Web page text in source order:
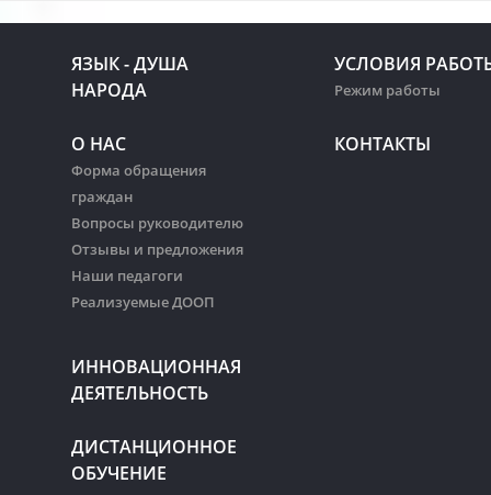
ЯЗЫК - ДУША
НАРОДА
О НАС
Форма обращения
граждан
Вопросы руководителю
Отзывы и предложения
Наши педагоги
Реализуемые ДООП
УСЛОВИЯ
Режим работы
КОНТАКТЫ
ИННОВАЦИОННАЯ
ДЕЯТЕЛЬНОСТЬ
ДИСТАНЦИОННОЕ
ОБУЧЕНИЕ